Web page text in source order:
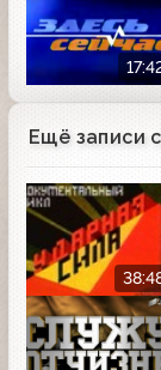
Ещё записи